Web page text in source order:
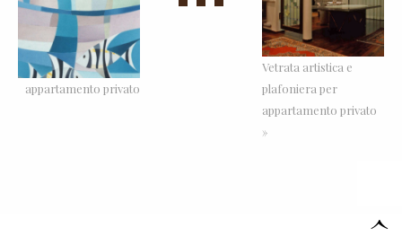
appartamento privato
Vetrata artistica e
plafoniera per
appartamento privato
»